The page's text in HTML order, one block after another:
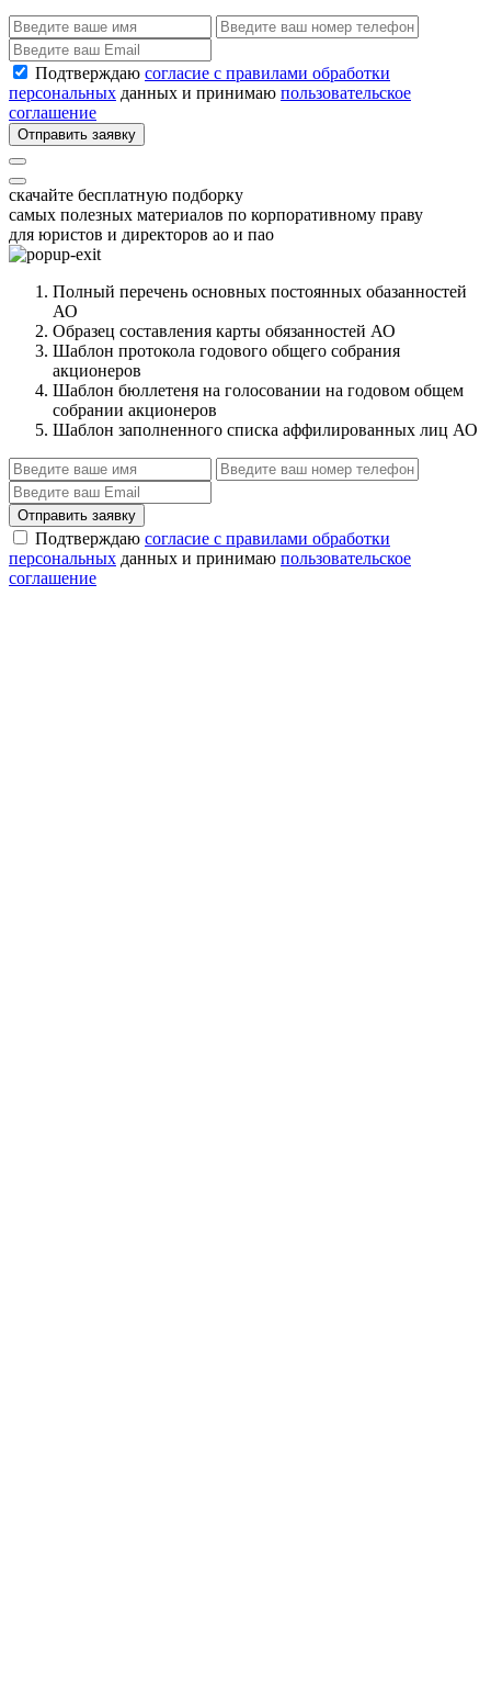
Подтверждаю согласие с правилами обработки
персональных данных и принимаю пользовательское
соглашение
Отправить заявку
скачайте бесплатную подборку
самых полезных материалов по корпоративному праву
для юристов и директоров ао и пао
Полный перечень основных постоянных обазанностей
АО
Образец составления карты обязанностей АО
Шаблон протокола годового общего собрания
акционеров
Шаблон бюллетеня на голосовании на годовом общем
собрании акционеров
Шаблон заполненного списка аффилированных лиц АО
Отправить заявку
Подтверждаю согласие с правилами обработки
персональных данных и принимаю пользовательское
соглашение